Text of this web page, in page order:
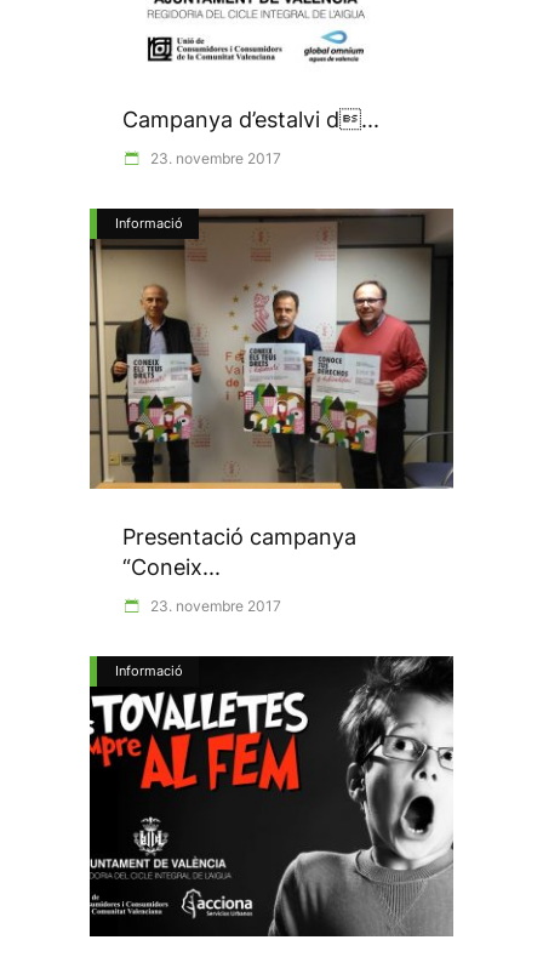
Campanya d’estalvi d...
23. novembre 2017
Informació
Presentació campanya
“Coneix...
23. novembre 2017
Informació